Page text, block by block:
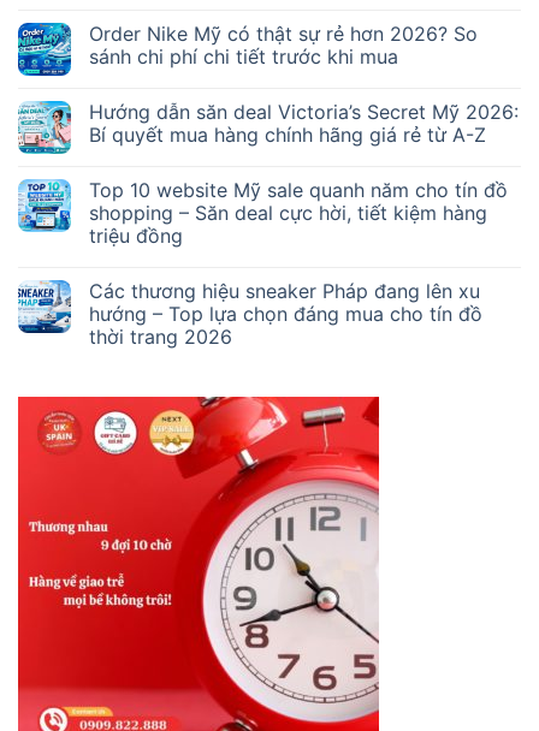
Order Nike Mỹ có thật sự rẻ hơn 2026? So
sánh chi phí chi tiết trước khi mua
Hướng dẫn săn deal Victoria’s Secret Mỹ 2026:
Bí quyết mua hàng chính hãng giá rẻ từ A-Z
Top 10 website Mỹ sale quanh năm cho tín đồ
shopping – Săn deal cực hời, tiết kiệm hàng
triệu đồng
Các thương hiệu sneaker Pháp đang lên xu
hướng – Top lựa chọn đáng mua cho tín đồ
thời trang 2026